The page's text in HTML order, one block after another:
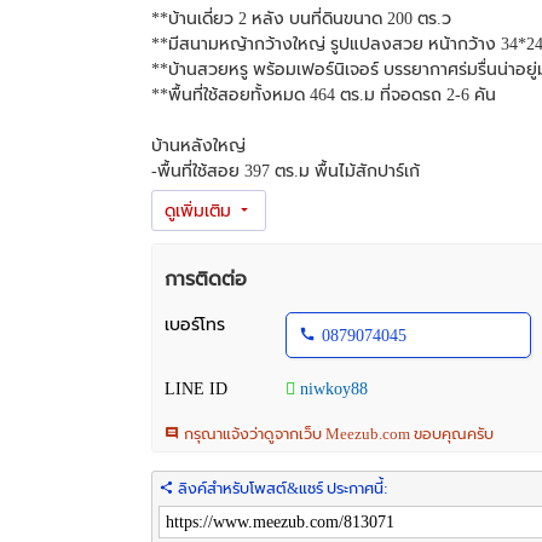
**บ้านเดี่ยว 2 หลัง บนที่ดินขนาด 200 ตร.ว
**มีสนามหญ้ากว้างใหญ่ รูปแปลงสวย หน้ากว้าง
**บ้านสวยหรู พร้อมเฟอร์นิเจอร์ บรรยากาศร่มรื่นน่าอยู่
**พื้นที่ใช้สอยทั้งหมด 464 ตร.ม ที่จอดรถ 2-6 คัน
บ้านหลังใหญ่
-พื้นที่ใช้สอย 397 ตร.ม พื้นไม้สักปาร์เก้
-3 ห้องนอน 3 ห้องน้ำ 2 ห้องนั่งเล่น
-1 ห้องทำงาน 1 ห้องรับประทานอาหาร
-พื้นที่ใช้สอย 67 ตร.ม
-1 ห้องนอน 1 ห้องน้ำ 1 ห้องนั่งเล่น
》อยู่หมู่บ้านเอื้อสุข บรรยากาศอบอุ่น ร่มรื่น เป็นส่วนตัว
》ใกล้ Max Value พัฒนาการ Lotus โลตัสพัฒนาการ ซี
》ใกล้ รถไฟฟ้าสายสีเหลือง สถานีหัวหมาก 850 เมตร
》ใกล้ มอเตอร์เวย์ 7 ไปสนามบินสุวรรณภูมิ 18 นาทีเท่านั้
การติดต่อ
เบอร์โทร
0879074045
LINE ID niwkoy88
กรุณาแจ้งว่าดูจากเว็บ Meezub.com ขอบคุณครับ
ลิงค์สำหรับโพสต์&แชร์ ประกาศนี้: